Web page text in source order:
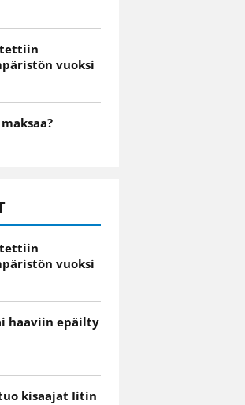
vuoksi
vuoksi
haaviin epäilty
kisaajat Iitin